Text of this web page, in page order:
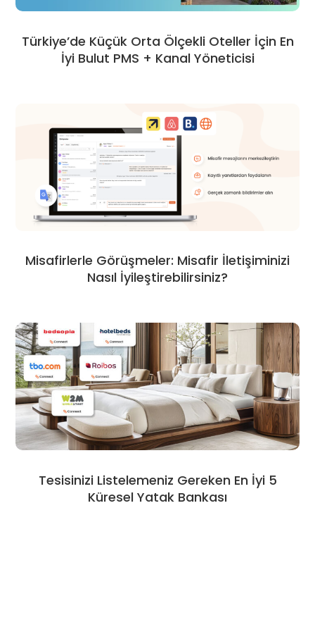
Türkiye’de Küçük Orta Ölçekli Oteller İçin En
İyi Bulut PMS + Kanal Yöneticisi
Misafirlerle Görüşmeler: Misafir İletişiminizi
Nasıl İyileştirebilirsiniz?
Tesisinizi Listelemeniz Gereken En İyi 5
Küresel Yatak Bankası